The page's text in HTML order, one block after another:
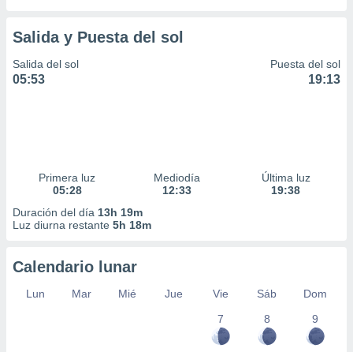
Salida y Puesta del sol
Salida del sol
05:53
Puesta del sol
19:13
Primera luz
05:28
Mediodía
12:33
Última luz
19:38
Duración del día 13h 19m
Luz diurna restante 5h 18m
Calendario lunar
Lun Mar Mié Jue Vie Sáb
Dom
7
8 9